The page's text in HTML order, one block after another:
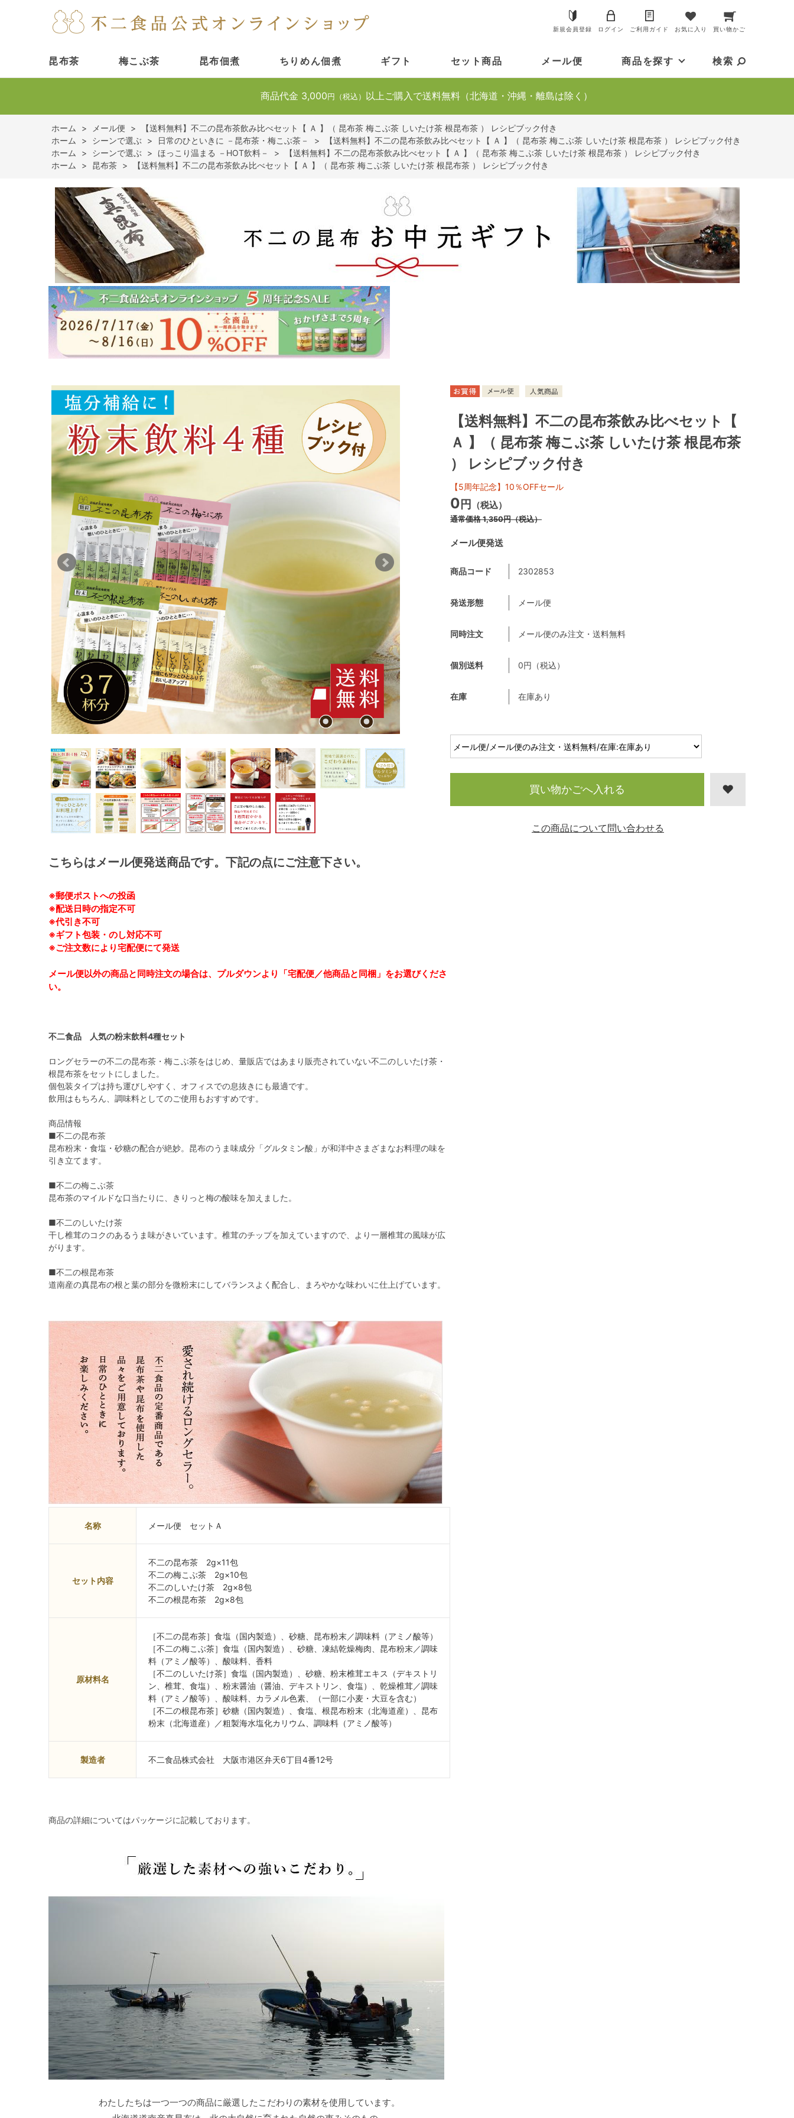
新規会員登録 ログイン ご利用ガイド お気に入り 買い物かご
昆布茶 梅こぶ茶 昆布佃煮 ちりめん佃煮 ギフト セット商品 メール便 商品を探す 検索
商品代金 3,000 円（税込） 以上ご購入で送料無料（北海道・沖縄・離島は除く）
ホーム > メール便 >
【送料無料】不二の昆布茶飲み比べセット【 Ａ 】（ 昆布茶 梅こぶ茶 しいたけ茶 根昆布茶 ） レシピブック付き
ホーム
> シーンで選ぶ > 日常のひといきに －昆布茶・梅こぶ茶－ >
【送料無料】不二の昆布茶飲み比べセット【 Ａ 】（ 昆布茶 梅こぶ茶 しいたけ茶 根昆布茶 ） レシピブック付き
ホーム
> シーンで選ぶ > ほっこり温まる －HOT飲料－ >
【送料無料】不二の昆布茶飲み比べセット【 Ａ 】（ 昆布茶 梅こぶ茶 しいたけ茶 根昆布茶 ） レシピブック付き
ホーム
> 昆布茶 > 【送料無料】不二の昆布茶飲み比べセット【 Ａ 】（ 昆布茶 梅こぶ茶 しいたけ茶 根昆布茶 ） レシピブック付き
こちらはメール便発送商品です。下記の点にご注意下さい。
※郵便ポストへの投函
※配送日時の指定不可
※代引き不可
※ギフト包装・のし対応不可
※ご注文数により宅配便にて発送
メール便以外の商品と同時注文の場合は、プルダウンより「宅配便／他商品と同梱」をお選びくださ
い。
不二食品 人気の粉末飲料4種セット
ロングセラーの不二の昆布茶・梅こぶ茶をはじめ、量販店ではあまり販売されていない不二のしいたけ茶・
根昆布茶をセットにしました。
個包装タイプは持ち運びしやすく、オフィスでの息抜きにも最適です。
飲用はもちろん、調味料としてのご使用もおすすめです。
商品情報
■不二の昆布茶
昆布粉末・食塩・砂糖の配合が絶妙。昆布のうま味成分「グルタミン酸」が和洋中さまざまなお料理の味を
引き立てます。
■不二の梅こぶ茶
昆布茶のマイルドな口当たりに、きりっと梅の酸味を加えました。
■不二のしいたけ茶
干し椎茸のコクのあるうま味がきいています。椎茸のチップを加えていますので、より一層椎茸の風味が広
がります。
■不二の根昆布茶
道南産の真昆布の根と葉の部分を微粉末にしてバランスよく配合し、まろやかな味わいに仕上げています。
名称 メール便 セットＡ
セット内容
不二の昆布茶 2g×11包
不二の梅こぶ茶 2g×10包
不二のしいたけ茶 2g×8包
不二の根昆布茶 2g×8包
原材料名
［不二の昆布茶］食塩（国内製造）、砂糖、昆布粉末／調味料（アミノ酸等）
［不二の梅こぶ茶］食塩（国内製造）、砂糖、凍結乾燥梅肉、昆布粉末／調味
料（アミノ酸等）、酸味料、香料
［不二のしいたけ茶］食塩（国内製造）、砂糖、粉末椎茸エキス（デキストリ
ン、椎茸、食塩）、粉末醤油（醤油、デキストリン、食塩）、乾燥椎茸／調味
料（アミノ酸等）、酸味料、カラメル色素、（一部に小麦・大豆を含む）
［不二の根昆布茶］砂糖（国内製造）、食塩、根昆布粉末（北海道産）、昆布
粉末（北海道産）／粗製海水塩化カリウム、調味料（アミノ酸等）
製造者 不二食品株式会社 大阪市港区弁天6丁目4番12号
商品の詳細についてはパッケージに記載しております。
わたしたちは一つ一つの商品に厳選したこだわりの素材を使用しています。
メール便発送
【送料無料】不二の昆布茶飲み比べセット【
Ａ 】（ 昆布茶 梅こぶ茶 しいたけ茶 根昆布茶
） レシピブック付き
【5周年記念】10％OFFセール
0円 （税込）
通常価格1,350円（税込）
商品コード 2302853
発送形態 メール便
同時注文 メール便のみ注文・送料無料
個別送料 0円（税込）
在庫 在庫あり
買い物かごへ入れる
この商品について問い合わせる